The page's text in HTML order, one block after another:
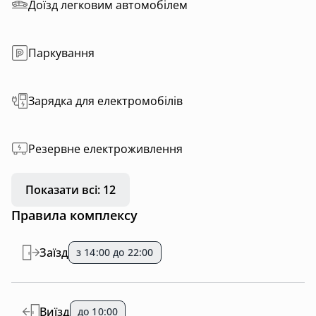
Доїзд легковим автомобілем
Паркування
Зарядка для електромобілів
Резервне електроживлення
Показати всі: 12
Правила комплексу
Заїзд з 14:00 до 22:00
Виїзд до 10:00